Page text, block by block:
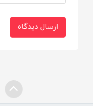
ارسال دیدگاه